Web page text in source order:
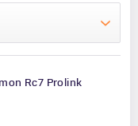
Rc7 Prolink